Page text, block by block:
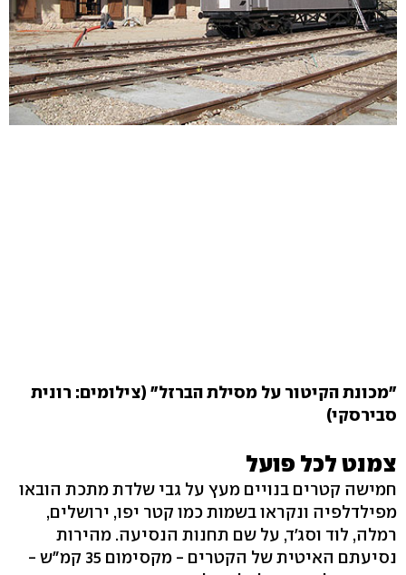
"מכונת הקיטור על מסילת הברזל" (צילומים: רונית
סבירסקי)
צמנט לכל פועל
חמישה קטרים בנויים מעץ על גבי שלדת מתכת הובאו
מפילדלפיה ונקראו בשמות כמו קטר יפו, ירושלים,
רמלה, לוד וסג'ד, על שם תחנות הנסיעה. מהירות
נסיעתם האיטית של הקטרים - מקסימום 35 קמ"ש -